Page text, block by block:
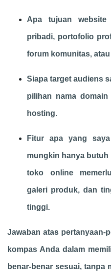
Apa tujuan
pribadi, portofolio
forum komunitas,
Siapa target audiens
pilihan nama
hosting.
Fitur apa yang
mungkin hanya
toko online
galeri produk, dan
tinggi.
Jawaban atas pertanyaan-
kompas Anda dalam
benar-benar sesuai, tanpa